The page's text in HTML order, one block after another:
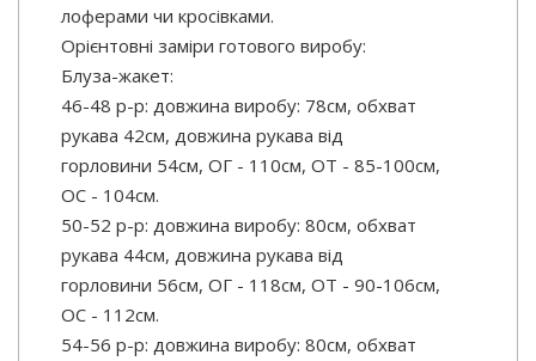
лоферами чи кросівками.
Орієнтовні заміри готового виробу:
Блуза-жакет:
46-48 р-р: довжина виробу: 78см, обхват
рукава 42см, довжина рукава від
горловини 54см, ОГ - 110см, ОТ - 85-100см,
OC - 104см.
50-52 р-р: довжина виробу: 80см, обхват
рукава 44см, довжина рукава від
горловини 56см, ОГ - 118см, ОТ - 90-106см,
OC - 112см.
54-56 р-р: довжина виробу: 80см, обхват